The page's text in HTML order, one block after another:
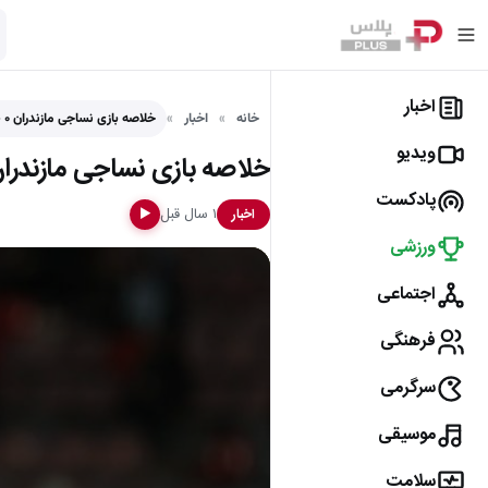
اخبار
ویدیو
پادکست
ورزشی
اجتماعی
فرهنگی
سرگرمی
موسیقی
سلامت
خانه اخبار خلاصه بازی نساجی مازندران ۰ – هوادار ۰
خلاصه بازی نساجی مازندران ۰ –
اخبار ۱ سال قبل ▶